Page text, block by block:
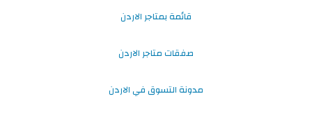
قائمة بمتاجر الاردن
صفقات متاجر الاردن
مدونة التسوق في الاردن